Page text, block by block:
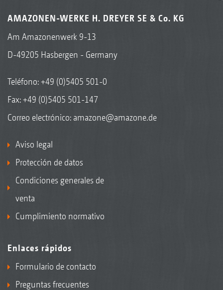
AMAZONEN-WERKE H. DREYER SE & Co. KG
Am Amazonenwerk 9-13
D-49205 Hasbergen - Germany
Teléfono:+49 (0)5405 501-0
Fax: +49 (0)5405 501-147
Correo electrónico: amazone@amazone.de
Aviso legal
Protección de datos
Condiciones generales de
venta
Cumplimiento normativo
Enlaces rápidos
Formulario de contacto
Preguntas frecuentes